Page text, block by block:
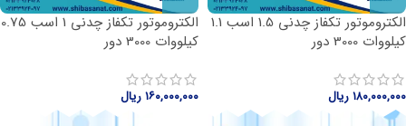
الکتروموتور تکفاز چدنی 1.5 اسب 1.1
کیلووات 3000 دور
۱۸۰,۰۰۰,۰۰۰ریال
الکتروموتور تکفاز چدنی 1 اسب 0.75
کیلووات 3000 دور
۱۶۰,۰۰۰,۰۰۰ریال